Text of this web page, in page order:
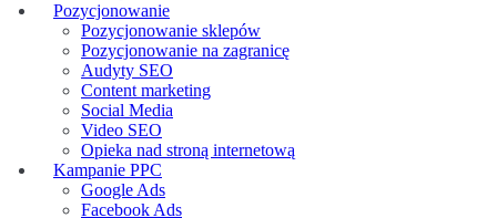
Pozycjonowanie
Pozycjonowanie sklepów
Pozycjonowanie na zagranicę
Audyty SEO
Content marketing
Social Media
Video SEO
Opieka nad stroną internetową
Kampanie PPC
Google Ads
Facebook Ads